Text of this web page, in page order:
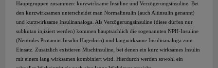
Hauptgruppen zusammen: kurzwirksame Insuline und Verzögerungsinsuline. Bei
den kurzwirksamen unterscheidet man Normalinsulin (auch Altinsulin genannt)
und kurzwirksame Insulinanaloga. Als Verzögerungsinsuline (diese dürfen nur
subkutan injiziert werden) kommen hauptsächlich die sogenannten NPH-Insuline
(Neutrales Protamin-Insulin Hagedorn) und langwirksame Insulinanaloga zum
Einsatz. Zusätzlich existieren Mischinsuline, bei denen ein kurz wirksames Insulin
mit einem lang wirksamen kombiniert wird. Hierdurch werden sowohl ein